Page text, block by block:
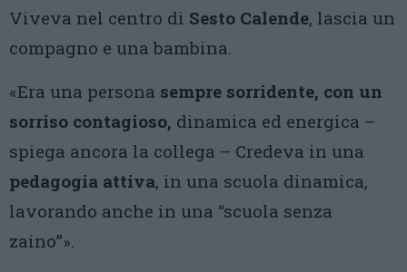
Viveva nel centro di Sesto Calende, lascia un
compagno e una bambina.
«Era una persona sempre sorridente, con un
sorriso contagioso, dinamica ed energica –
spiega ancora la collega – Credeva in una
pedagogia attiva, in una scuola dinamica,
lavorando anche in una “scuola senza
zaino”».